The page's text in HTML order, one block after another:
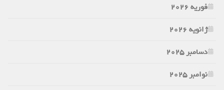
فوریه 2026
ژانویه 2026
دسامبر 2025
نوامبر 2025